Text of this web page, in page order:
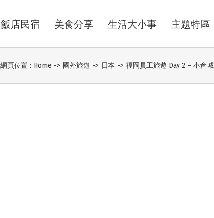
飯店民宿 美食分享 生活大小事 主題特區
網頁位置 : Home -> 國外旅遊 -> 日本 -> 福岡員工旅遊 Day 2 – 小倉城